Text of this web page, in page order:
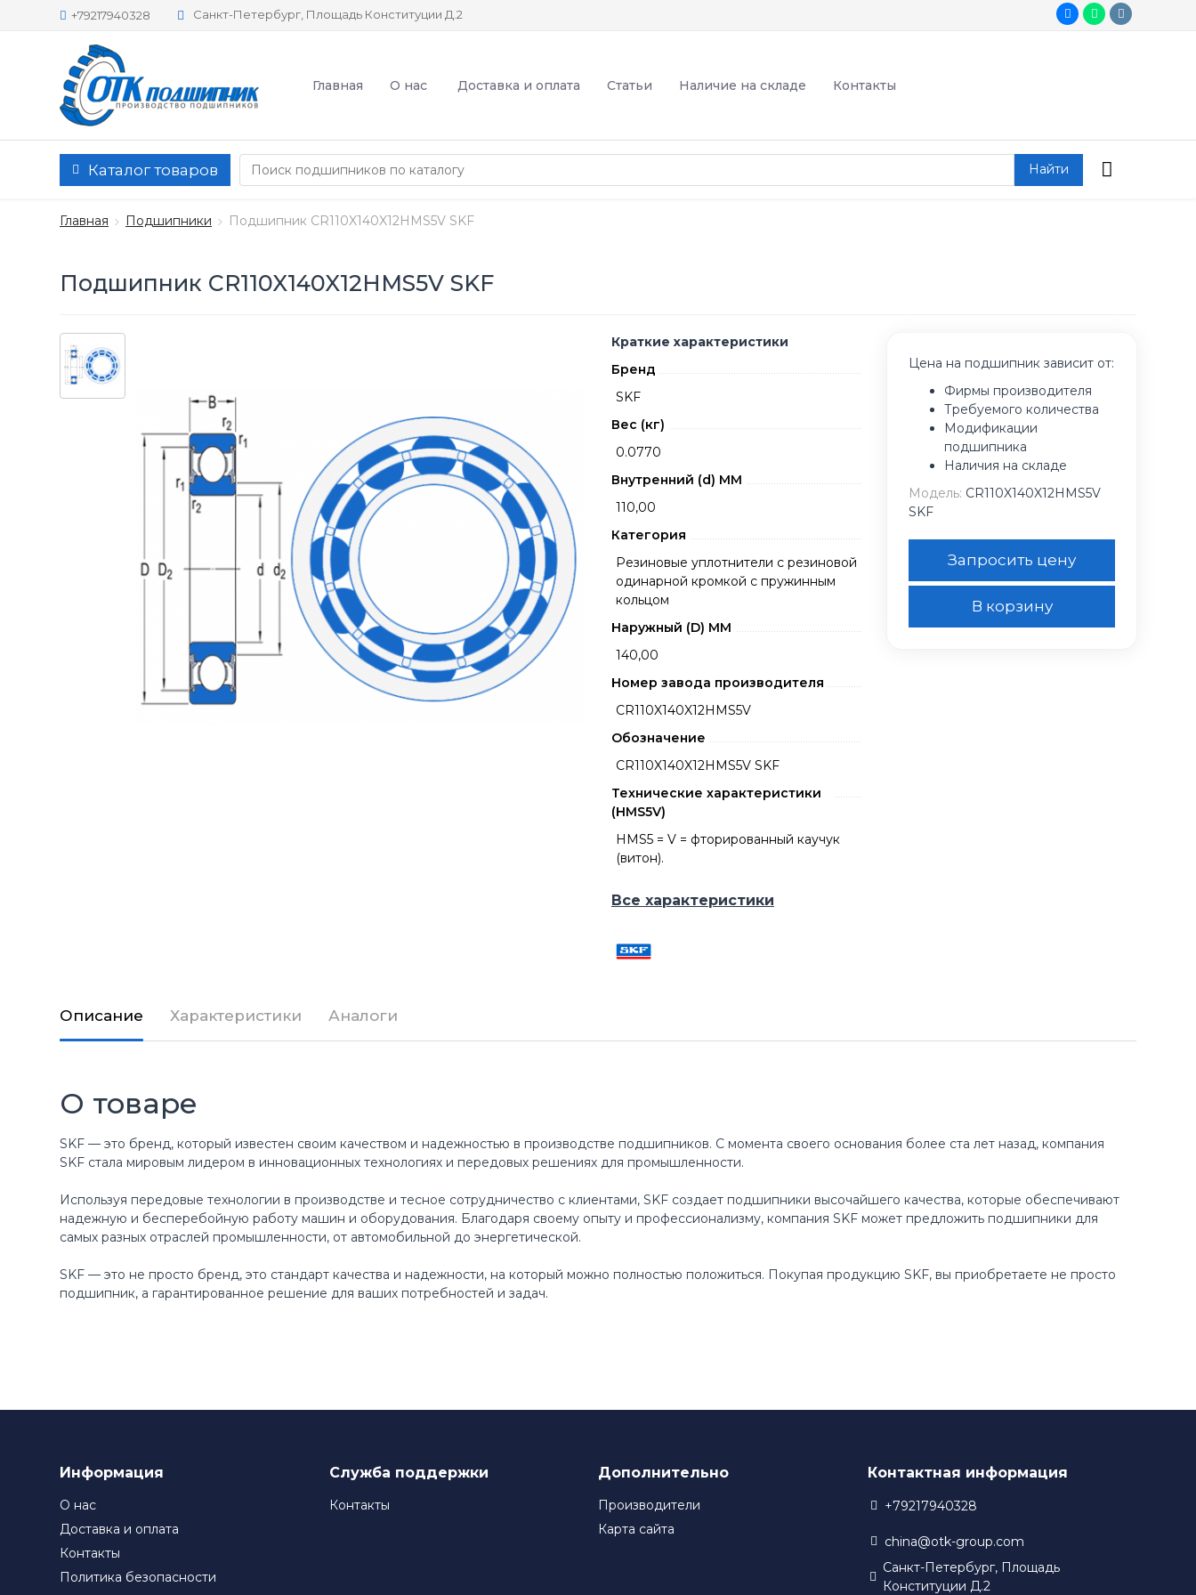
+79217940328 Санкт-Петербург, Площадь Конституции Д.2
Главная О нас Доставка и оплата Статьи Наличие на складе Контакты
Каталог товаров Найти
Главная Подшипники Подшипник CR110X140X12HMS5V SKF
Подшипник CR110X140X12HMS5V SKF
Краткие характеристики
Бренд
SKF
Вес (кг)
0.0770
Внутренний (d) ММ
110,00
Категория
Резиновые уплотнители с резиновой
одинарной кромкой с пружинным
кольцом
Наружный (D) ММ
140,00
Номер завода производителя
CR110X140X12HMS5V
Обозначение
CR110X140X12HMS5V SKF
Технические характеристики
(HMS5V)
HMS5 = V = фторированный каучук
(витон).
Все характеристики
Цена на подшипник зависит от:
Фирмы производителя
Требуемого количества
Модификации
подшипника
Наличия на складе
Модель: CR110X140X12HMS5V
SKF
Запросить цену
В корзину
Описание Характеристики Аналоги
О товаре
SKF — это бренд, который известен своим качеством и надежностью в производстве подшипников. С момента своего основания более ста лет назад, компания
SKF стала мировым лидером в инновационных технологиях и передовых решениях для промышленности.
Используя передовые технологии в производстве и тесное сотрудничество с клиентами, SKF создает подшипники высочайшего качества, которые обеспечивают
надежную и бесперебойную работу машин и оборудования. Благодаря своему опыту и профессионализму, компания SKF может предложить подшипники для
самых разных отраслей промышленности, от автомобильной до энергетической.
SKF — это не просто бренд, это стандарт качества и надежности, на который можно полностью положиться. Покупая продукцию SKF, вы приобретаете не просто
подшипник, а гарантированное решение для ваших потребностей и задач.
Информация
О нас
Доставка и оплата
Контакты
Политика безопасности
Служба поддержки
Контакты
Дополнительно
Производители
Карта сайта
Контактная информация
+79217940328
china@otk-group.com
Санкт-Петербург, Площадь
Конституции Д.2